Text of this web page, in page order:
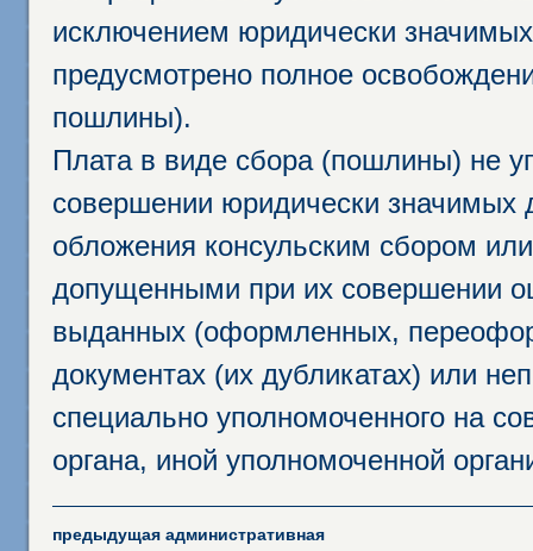
исключением юридически
предусмотрено полное
пошлины).
Плата в виде сбора (пошлины) не
совершении юридически
обложения консульским сбором
допущенными при их совершении
выданных (оформленных,
документах (их дубликатах) или
специально уполномоченного на
органа, иной уполномоченной
предыдущая административная